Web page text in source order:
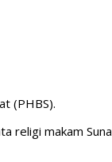
(PHBS).
religi makam